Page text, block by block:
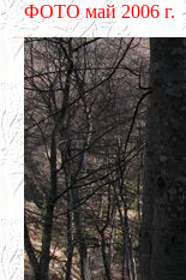
ФОТО май 2006 г.